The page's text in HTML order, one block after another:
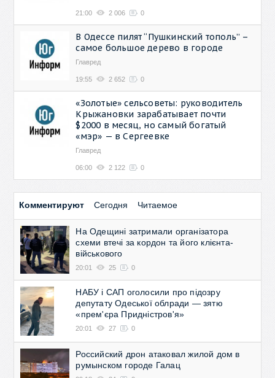
21:00 2 006 0
В Одессе пилят “Пушкинский тополь” –
самое большое дерево в городе
Главред
19:55 2 652 0
«Золотые» сельсоветы: руководитель
Крыжановки зарабатывает почти
$2000 в месяц, но самый богатый
«мэр» — в Сергеевке
Главред
06:00 2 122 0
Комментируют Сегодня Читаемое
На Одещині затримали організатора
схеми втечі за кордон та його клієнта-
військового
20:01 25 0
НАБУ і САП оголосили про підозру
депутату Одеської облради — зятю
«прем'єра Придністров'я»
20:01 27 0
Российский дрон атаковал жилой дом в
румынском городе Галац